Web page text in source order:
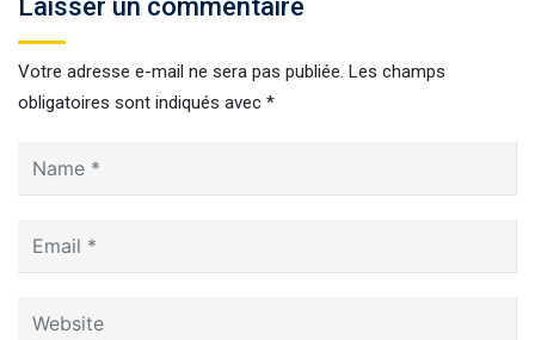
Laisser un commentaire
Votre adresse e-mail ne sera pas publiée. Les champs
obligatoires sont indiqués avec *